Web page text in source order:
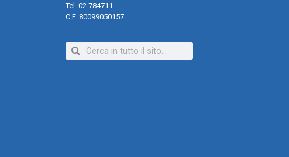
Tel. 02.784711
C.F. 80099050157